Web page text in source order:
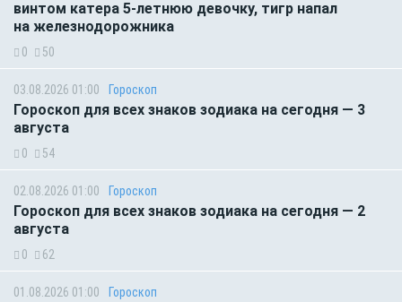
винтом катера 5-летнюю девочку, тигр напал
на железнодорожника
0 50
03.08.2026 01:00 Гороскоп
Гороскоп для всех знаков зодиака на сегодня — 3
августа
0 54
02.08.2026 01:00 Гороскоп
Гороскоп для всех знаков зодиака на сегодня — 2
августа
0 62
01.08.2026 01:00 Гороскоп